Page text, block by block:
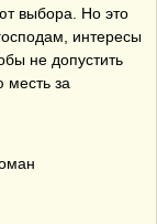
выбора. Но это
интересы
не допустить
месть за